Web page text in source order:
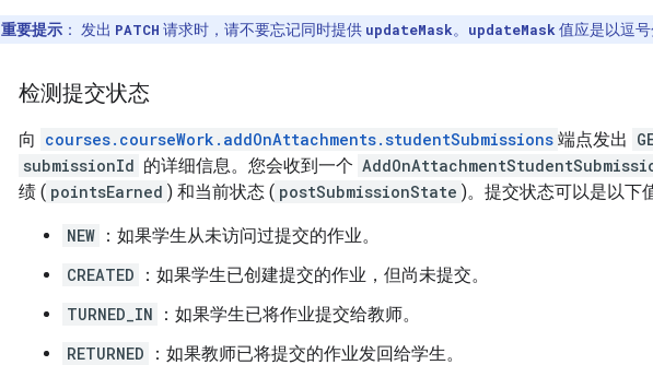
重要提示 ： 发出 PATCH 请求时，请不要忘记同时提供 updateMask。 updateMask 值应是以逗号
检测提交状态
向 courses.courseWork.addOnAttachments.studentSubmissions 端点发出
submissionId 的详细信息。您会收到一个
绩 ( pointsEarned ) 和当前状态 ( postSubmissionState )。提交状态可以是以下
NEW ：如果学生从未访问过提交的作业。
CREATED
：如果学生已创建提交的作业，但尚未提交。
TURNED_IN
：如果学生已将作业提交给教师。
RETURNED
：如果教师已将提交的作业发回给学生。